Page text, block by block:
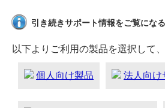
引き続きサポート情報をご覧にな
以下よりご利用の製品を選択して
個人向け製品 法人向け